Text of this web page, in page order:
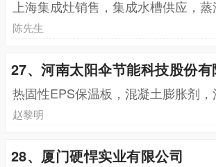
上海集成灶销售，集成水槽供应，
陈先生
27、河南太阳伞节能科技股份有
热固性EPS保温板，混凝土膨胀剂
赵黎明
28、厦门硬悍实业有限公司